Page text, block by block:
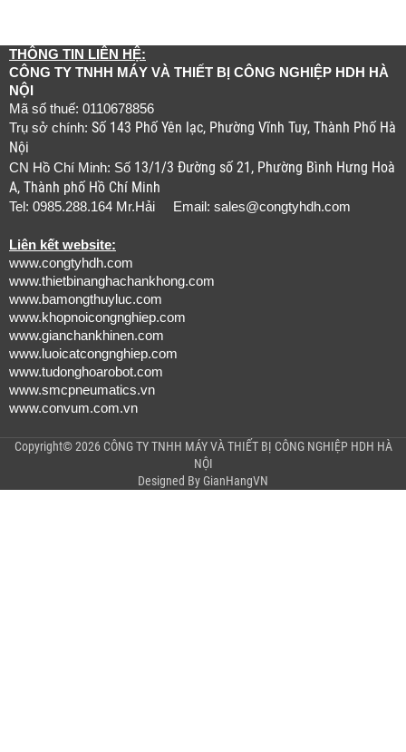
THÔNG TIN LIÊN HỆ:
CÔNG TY TNHH MÁY VÀ THIẾT BỊ CÔNG NGHIỆP HDH HÀ
NỘI
Mã số thuế: 0110678856
Trụ sở chính: Số 143 Phố Yên lạc, Phường Vĩnh Tuy, Thành Phố Hà
Nội
CN Hồ Chí Minh: Số 13/1/3 Đường số 21, Phường Bình Hưng Hoà
A, Thành phố Hồ Chí Minh
Tel: 0985.288.164 Mr.Hải Email: sales@congtyhdh.com
Liên kết website:
www.congtyhdh.com
www.thietbinanghachankhong.com
www.bamongthuyluc.com
www.khopnoicongnghiep.com
www.gianchankhinen.com
www.luoicatcongnghiep.com
www.tudonghoarobot.com
www.smcpneumatics.vn
www.convum.com.vn
Copyright© 2026 CÔNG TY TNHH MÁY VÀ THIẾT BỊ CÔNG NGHIỆP HDH HÀ
NỘI
Designed By GianHangVN